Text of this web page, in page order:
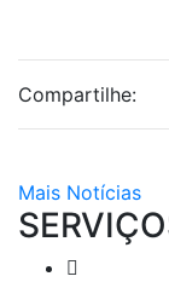
Compartilhe:
Mais Notícias